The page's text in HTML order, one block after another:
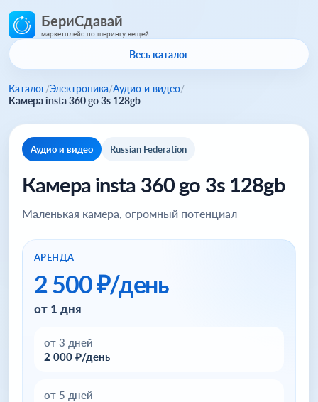
БериСдавай
маркетплейс по шерингу вещей
Весь каталог
Каталог/Электроника/Аудио и видео/
Камера insta 360 go 3s 128gb
Аудио и видео Russian Federation
Камера insta 360 go 3s 128gb
Маленькая камера, огромный потенциал
АРЕНДА
2 500 ₽/день
от 1 дня
от 3 дней
2 000 ₽/день
от 5 дней